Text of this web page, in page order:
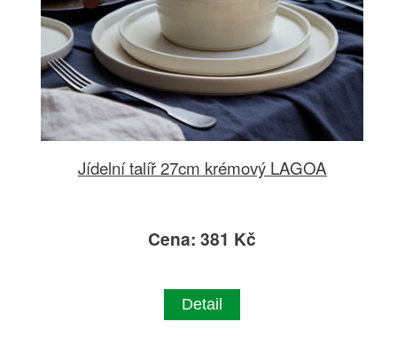
Jídelní talíř 27cm krémový LAGOA
Cena: 381 Kč
Detail